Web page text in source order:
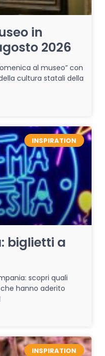
in
2026
al museo” con
cultura statali della
INSPIRATION
biglietti a
scopri quali
hanno aderito
INSPIRATION